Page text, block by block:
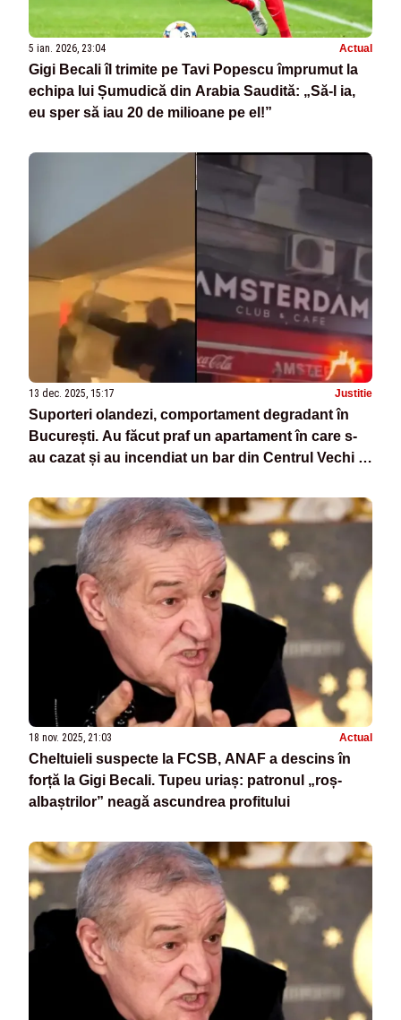
5 ian. 2026, 23:04 Actual
Gigi Becali îl trimite pe Tavi Popescu împrumut la
echipa lui Șumudică din Arabia Saudită: „Să-l ia,
eu sper să iau 20 de milioane pe el!”
13 dec. 2025, 15:17 Justitie
Suporteri olandezi, comportament degradant în
București. Au făcut praf un apartament în care s-
au cazat și au incendiat un bar din Centrul Vechi –
18 nov. 2025, 21:03 Actual
Cheltuieli suspecte la FCSB, ANAF a descins în
forță la Gigi Becali. Tupeu uriaș: patronul „roș-
albaștrilor” neagă ascundrea profitului